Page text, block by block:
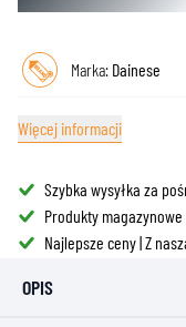
Marka: Dainese
Więcej informacji
Szybka wysyłka za
Produkty
Najlepsze ceny | Z
OPIS